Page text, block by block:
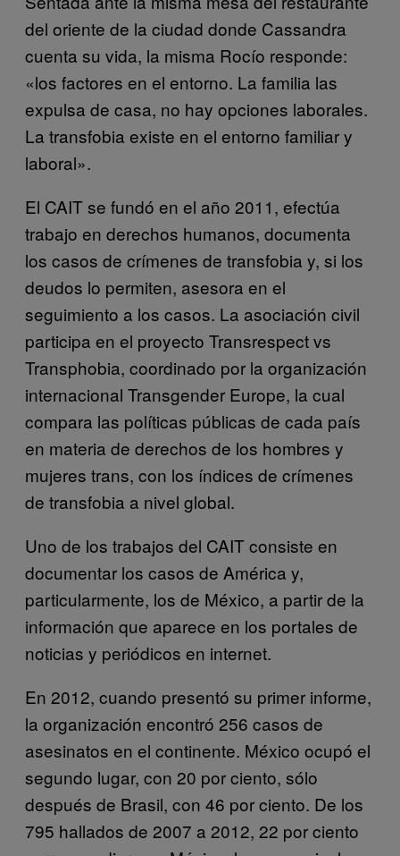
del oriente de la ciudad donde Cassandra
cuenta su vida, la misma Rocío responde:
«los factores en el entorno. La familia las
expulsa de casa, no hay opciones laborales.
La transfobia existe en el entorno familiar y
laboral».
El CAIT se fundó en el año 2011, efectúa
trabajo en derechos humanos, documenta
los casos de crímenes de transfobia y, si los
deudos lo permiten, asesora en el
seguimiento a los casos. La asociación civil
participa en el proyecto Transrespect vs
Transphobia, coordinado por la organización
internacional Transgender Europe, la cual
compara las políticas públicas de cada país
en materia de derechos de los hombres y
mujeres trans, con los índices de crímenes
de transfobia a nivel global.
Uno de los trabajos del CAIT consiste en
documentar los casos de América y,
particularmente, los de México, a partir de la
información que aparece en los portales de
noticias y periódicos en internet.
En 2012, cuando presentó su primer informe,
la organización encontró 256 casos de
asesinatos en el continente. México ocupó el
segundo lugar, con 20 por ciento, sólo
después de Brasil, con 46 por ciento. De los
795 hallados de 2007 a 2012, 22 por ciento